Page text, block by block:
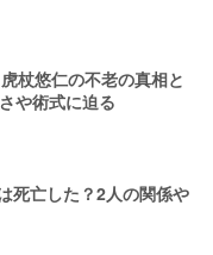
杖悠仁の不老の真相と
や術式に迫る
死亡した？2人の関係や